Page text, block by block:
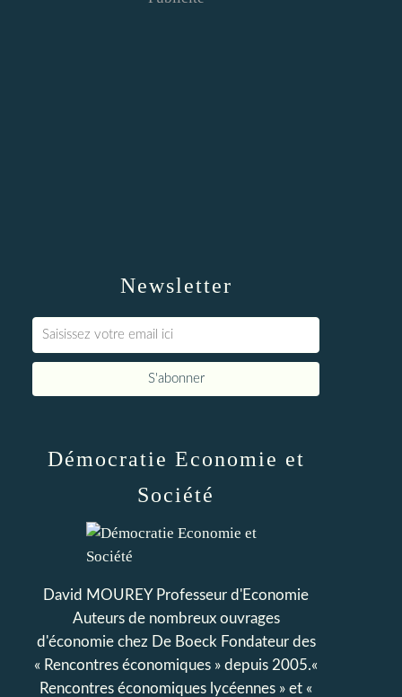
Newsletter
Démocratie Economie et
Société
David MOUREY Professeur d'Economie
Auteurs de nombreux ouvrages
d'économie chez De Boeck Fondateur des
« Rencontres économiques » depuis 2005.«
Rencontres économiques lycéennes » et «